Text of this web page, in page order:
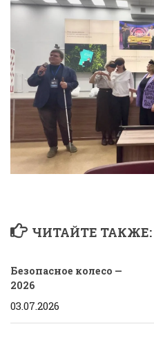
ЧИТАЙТЕ ТАКЖЕ:
Безопасное колесо —
2026
03.07.2026